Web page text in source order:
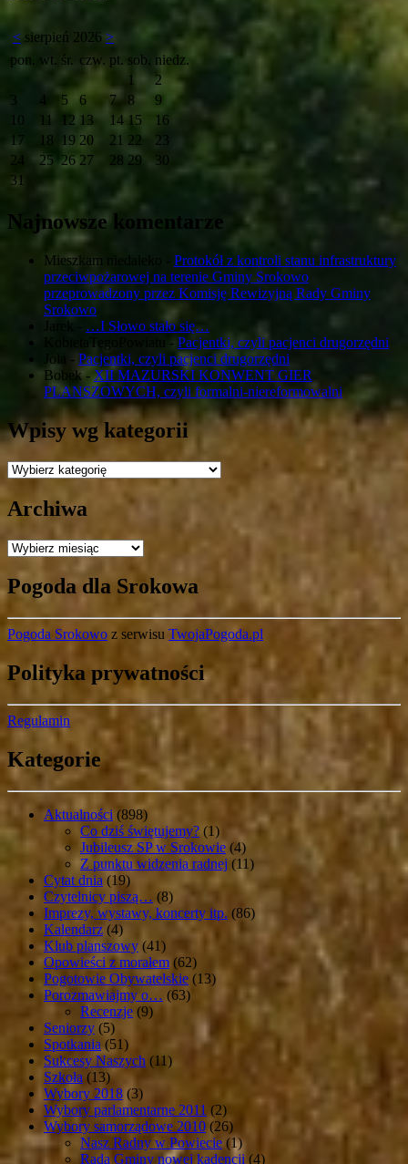
< sierpień 2026 >
pon. wt. śr. czw. pt. sob. niedz.
1
2
3
4 5 6 7 8
9
10
11 12 13 14 15
16
17
18 19 20 21 22
23
24
25 26 27 28 29
30
31
Najnowsze komentarze
Mieszkam niedaleko
Protokół z kontroli stanu infrastruktury
przeciwpożarowej na terenie Gminy Srokowo
przeprowadzony przez Komisję Rewizyjną Rady Gminy
Srokowo
Jarek
…I Słowo stało się…
KobietaTegoPowiatu
- Pacjentki, czyli pacjenci drugorzędni
Jola
- Pacjentki, czyli pacjenci drugorzędni
Bobek - XII MAZURSKI KONWENT GIER
PLANSZOWYCH, czyli formalni-niereformowalni
Wpisy wg kategorii
Wpisy
kategorii
Archiwa
Archiwa
Pogoda dla Srokowa
Pogoda Srokowo z serwisu TwojaPogoda.pl
Polityka prywatności
Regulamin
Kategorie
Aktualności (898)
Co dziś świętujemy? (1)
Jubileusz SP w Srokowie (4)
Z punktu widzenia radnej (11)
Cytat dnia (19)
Czytelnicy piszą… (8)
Imprezy, wystawy, koncerty itp. (86)
Kalendarz (4)
Klub planszowy (41)
Opowieści z morałem (62)
Pogotowie Obywatelskie (13)
Porozmawiajmy o… (63)
Recenzje (9)
Seniorzy (5)
Spotkania (51)
Sukcesy Naszych (11)
Szkoła (13)
Wybory 2018 (3)
Wybory parlamentarne 2011 (2)
Wybory samorządowe 2010 (26)
Nasz Radny w Powiecie (1)
Rada Gminy nowej kadencji (4)